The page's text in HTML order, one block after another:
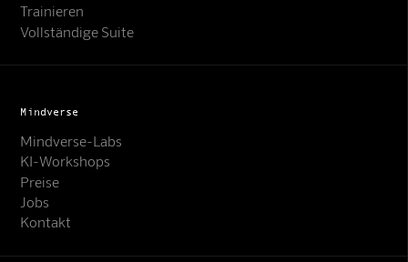
Trainieren
Vollständige Suite
Mindverse
Mindverse-Labs
KI-Workshops
Preise
Jobs
Kontakt